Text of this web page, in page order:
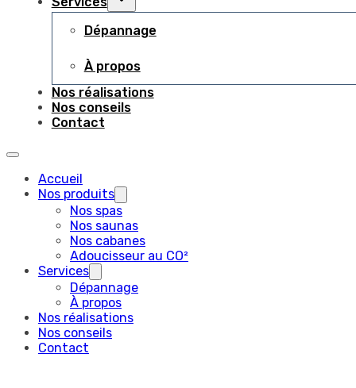
Dépannage
À propos
Nos réalisations
Nos conseils
Contact
Accueil
Nos produits
Nos spas
Nos saunas
Nos cabanes
Adoucisseur au CO²
Services
Dépannage
À propos
Nos réalisations
Nos conseils
Contact